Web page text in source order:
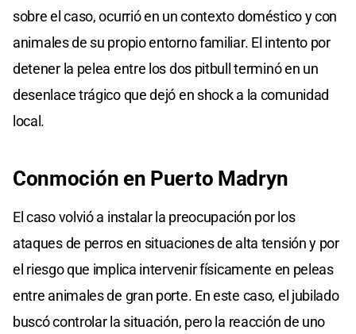
sobre el caso, ocurrió en un contexto doméstico y con
animales de su propio entorno familiar. El intento por
detener la pelea entre los dos pitbull terminó en un
desenlace trágico que dejó en shock a la comunidad
local.
Conmoción en Puerto Madryn
El caso volvió a instalar la preocupación por los
ataques de perros en situaciones de alta tensión y por
el riesgo que implica intervenir físicamente en peleas
entre animales de gran porte. En este caso, el jubilado
buscó controlar la situación, pero la reacción de uno